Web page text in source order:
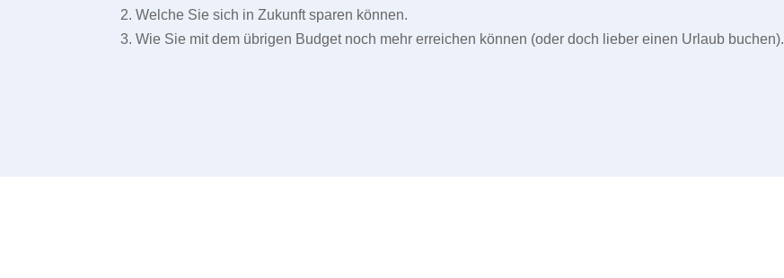
2. Welche Sie sich in Zukunft sparen können.
3. Wie Sie mit dem übrigen Budget noch mehr erreichen können (oder doch lieber einen Urlaub buchen).